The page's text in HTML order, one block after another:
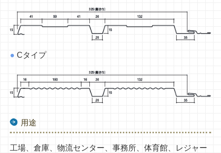
● Cタイプ
用途
工場、倉庫、物流センター、事務所、 体育館、レジャー